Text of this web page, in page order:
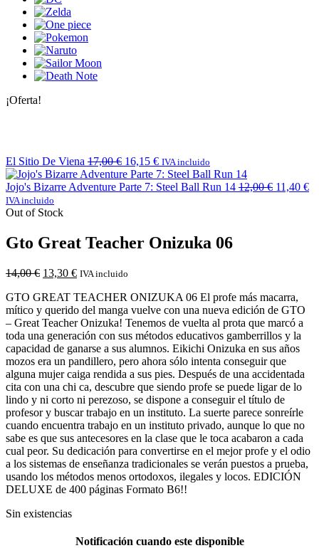
¡Oferta!
El Sitio De Viena 17,00€ 16,15 € IVA incluido
Jojo's Bizarre Adventure Parte 7: Steel Ball Run 14 12,00€ 11,40 €
IVA incluido
Out of Stock
Gto Great Teacher Onizuka 06
14,00€ 13,30 € IVA incluido
GTO GREAT TEACHER ONIZUKA 06 El profe más macarra,
mítico y querido del manga vuelve con una nueva edición de GTO
– Great Teacher Onizuka! Tenemos de vuelta al prota que marcó a
toda una generación con sus métodos educativos gamberrillos y la
capacidad de ganarse a sus alumnos. Eikichi Onizuka en sus años
mozos era un pandillero, pero ahora sólo intenta conseguir que
alguna mujer caiga rendida a sus pies. Después de una accidentada
cita con una chi ca, descubre que siendo profe se puede ligar de lo
lindo y ni corto ni perezoso, se dispone a conseguir el título de
profesor y buscar trabajo en un instituto. La suerte parece sonreírle
cuando encuentra trabajo en un instituto privado, aunque lo que no
sabe es que sus antecesores en la clase que le toca acabaron a cada
cual peor. Su dedicación para convertirse en el mejor profe y el odio
a los sistemas de enseñanza tradicionales se verán puestos a prueba,
usando los métodos menos ortodoxos, ilegales y locos. EDICIÓN
DELUXE de 400 páginas Formato B6!!
Sin existencias
Notificación cuando este disponible